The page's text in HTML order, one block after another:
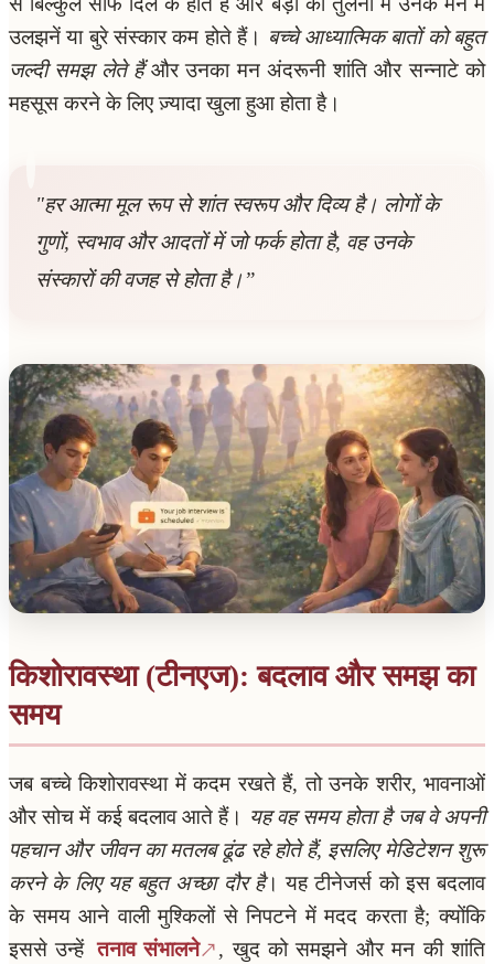
उलझनें या बुरे संस्कार कम होते हैं। बच्चे आध्यात्मिक बातों को बहुत
जल्दी समझ लेते हैंऔर उनका मन अंदरूनी शांति और सन्नाटे को
महसूस करने के लिए ज़्यादा खुला हुआ होता है।
"हर आत्मा मूल रूप से शांत स्वरूप और दिव्य है। लोगों के
गुणों, स्वभाव और आदतों में जो फर्क होता है, वह उनके
संस्कारों की वजह से होता है।”
किशोरावस्था (टीनएज): बदलाव और समझ का
समय
जब बच्चे किशोरावस्था में कदम रखते हैं, तो उनके शरीर, भावनाओं
और सोच में कई बदलाव आते हैं। यह वह समय होता है जब वे अपनी
पहचान और जीवन का मतलब ढूंढ रहे होते हैं, इसलिए मेडिटेशन शुरू
करने के लिए यह बहुत अच्छा दौर है। यह टीनेजर्स को इस बदलाव
के समय आने वाली मुश्किलों से निपटने में मदद करता है; क्योंकि
इससे उन्हें तनाव संभालने
, खुद को समझने और मन की शांति